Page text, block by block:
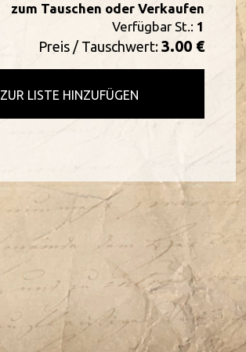
zum Tauschen oder Verkaufen
Verfügbar St.: 1
Preis / Tauschwert: 3.00 €
ZUR LISTE HINZUFÜGEN